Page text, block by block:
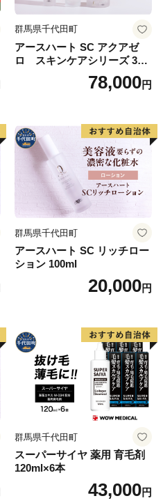
群馬県千代田町
アースハート SC アクアゼ
ロ スキンケアシリーズ 3点
78,000円
群馬県千代田町
アースハート SC リッチロー
ション 100ml
20,000円
群馬県千代田町
スーパーサイヤ 薬用 育毛剤
120ml×6本
43,000円